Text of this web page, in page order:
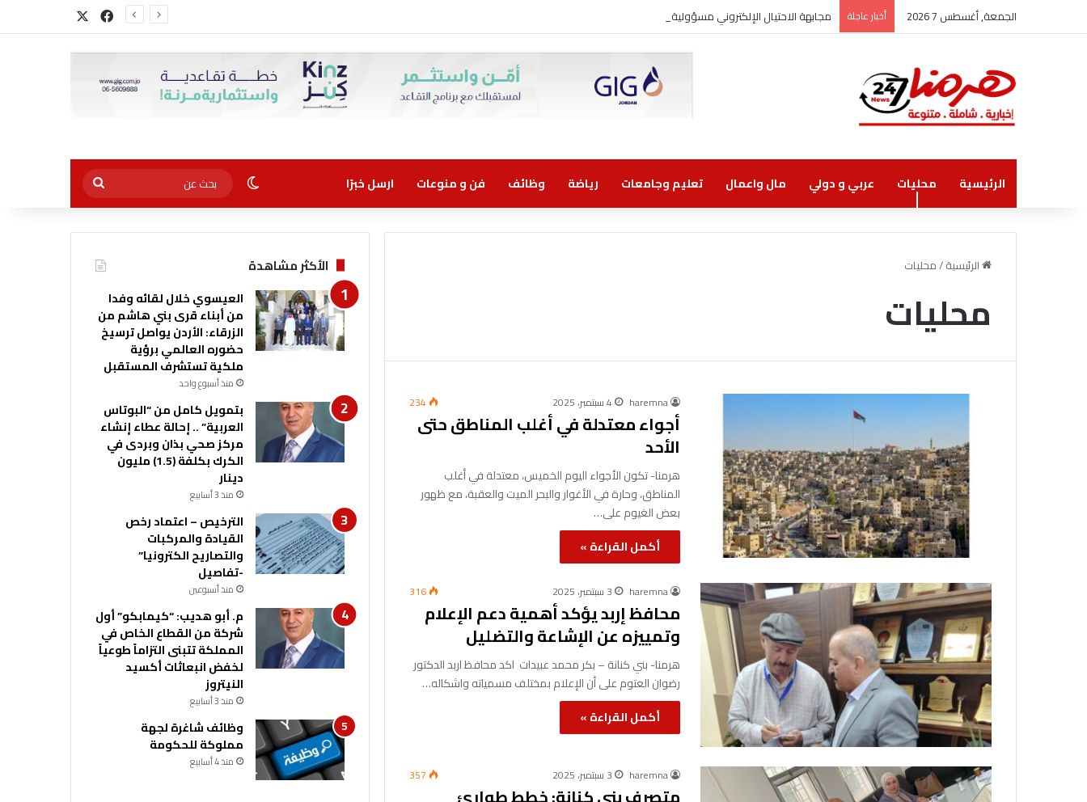
الجمعة, أغسطس 7 2026 أخبار عاجلة مجابهة الاحتيال الإلكتروني مسؤولية مشتركة فيسبوك
الرئيسية محليات عربي و دولي مال واعمال تعليم وجامعات رياضة وظائف فن و منوعات ارسل خبرًا الوضع المظلم
بحث
عن
الرئيسية/محليات
محليات
haremna 4 سبتمبر، 2025 234
أجواء معتدلة في أغلب المناطق حتى
الأحد
هرمنا- تكون الأجواء اليوم الخميس، معتدلة في أغلب
المناطق، وحارة في الأغوار والبحر الميت والعقبة، مع ظهور
بعض الغيوم على…
أكمل القراءة »
haremna 3 سبتمبر، 2025 316
محافظ إربد يؤكد أهمية دعم الإعلام
وتمييزه عن الإشاعة والتضليل
‎هرمنا- بني كنانة – بكر محمد عبيدات ‎ ‎اكد محافظ اربد الدكتور
رضوان العتوم على أن الإعلام بمختلف مسمياته واشكاله…
أكمل القراءة »
haremna 3 سبتمبر، 2025 357
الأكثر مشاهدة
العيسوي خلال لقائه وفدا
من أبناء قرى بني هاشم من
الزرقاء: الأردن يواصل ترسيخ
حضوره العالمي برؤية
ملكية تستشرف المستقبل
منذ أسبوع واحد
بتمويل كامل من “البوتاس
العربية” .. إحالة عطاء إنشاء
مركز صحي بذان وبردى في
الكرك بكلفة (1.5) مليون
دينار
منذ 3 أسابيع
الترخيص – اعتماد رخص
القيادة والمركبات
والتصاريح الكترونيا”
-تفاصيل
منذ أسبوعين
م. أبو هديب: “كيمابكو” أول
شركة من القطاع الخاص في
المملكة تتبنى التزاماً طوعياً
لخفض انبعاثات أكسيد
النيتروز
منذ 3 أسابيع
وظائف شاغرة لجهة
مملوكة للحكومة
منذ 4 أسابيع